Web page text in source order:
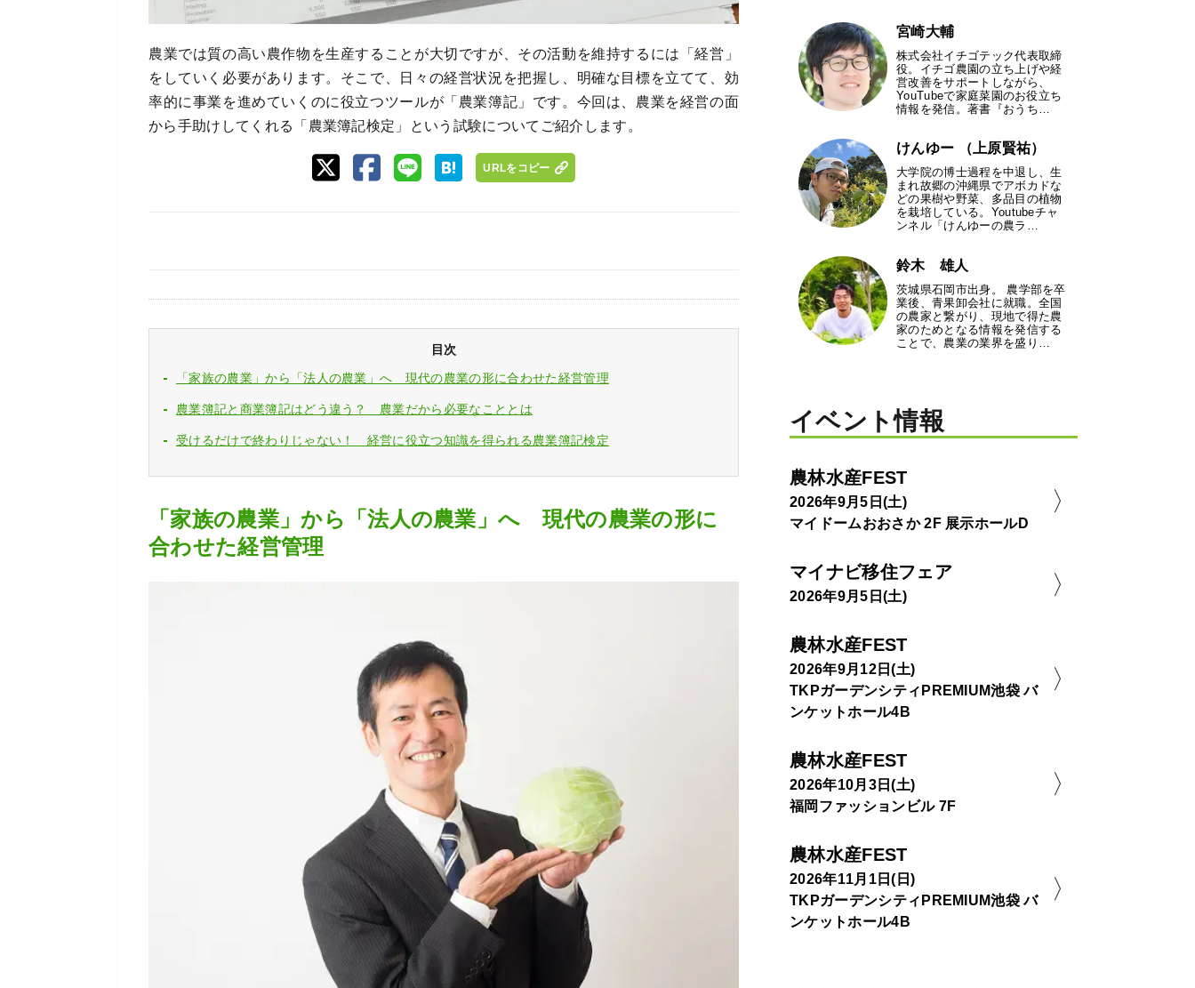
農業では質の高い農作物を生産することが大切ですが、その活動を維持するには「経営」
をしていく必要があります。そこで、日々の経営状況を把握し、明確な目標を立てて、効
率的に事業を進めていくのに役立つツールが「農業簿記」です。今回は、農業を経営の面
から手助けしてくれる「農業簿記検定」という試験についてご紹介します。
URLをコピー
目次
「家族の農業」から「法人の農業」へ 現代の農業の形に合わせた経営管理
農業簿記と商業簿記はどう違う？ 農業だから必要なこととは
受けるだけで終わりじゃない！ 経営に役立つ知識を得られる農業簿記検定
「家族の農業」から「法人の農業」へ 現代の農業の形に
合わせた経営管理
宮崎大輔
株式会社イチゴテック代表取締
役。イチゴ農園の立ち上げや経
営改善をサポートしながら、
YouTubeで家庭菜園のお役立ち
情報を発信。著書『おうち…
けんゆー （上原賢祐）
大学院の博士過程を中退し、生
まれ故郷の沖縄県でアボカドな
どの果樹や野菜、多品目の植物
を栽培している。Youtubeチャ
ンネル「けんゆーの農ラ…
鈴木 雄人
茨城県石岡市出身。 農学部を卒
業後、青果卸会社に就職。全国
の農家と繋がり、現地で得た農
家のためとなる情報を発信する
ことで、農業の業界を盛り…
イベント情報
農林水産FEST
2026年9月5日(土)
マイドームおおさか 2F 展示ホールD
マイナビ移住フェア
2026年9月5日(土)
農林水産FEST
2026年9月12日(土)
TKPガーデンシティPREMIUM池袋 バ
ンケットホール4B
農林水産FEST
2026年10月3日(土)
福岡ファッションビル 7F
農林水産FEST
2026年11月1日(日)
TKPガーデンシティPREMIUM池袋 バ
ンケットホール4B